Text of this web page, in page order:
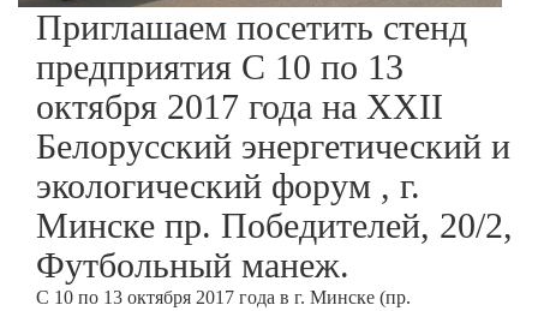
Приглашаем посетить стенд
предприятия C 10 по 13
октября 2017 года на XXII
Белорусский энергетический и
экологический форум , г.
Минске пр. Победителей, 20/2,
Футбольный манеж.
C 10 по 13 октября 2017 года в г. Минске (пр.